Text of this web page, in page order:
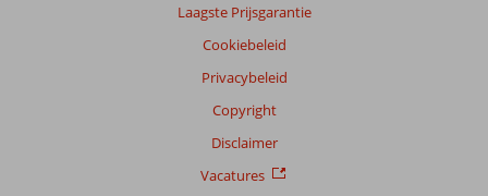
Laagste Prijsgarantie
Cookiebeleid
Privacybeleid
Copyright
Disclaimer
Vacatures